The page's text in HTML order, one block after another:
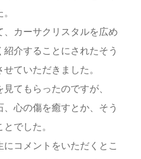
カーサクリスタルを広め
介することにされたそう
ていただきました。
てもらったのですが、
、心の傷を癒すとか、そう
でした。
コメントをいただくとこ